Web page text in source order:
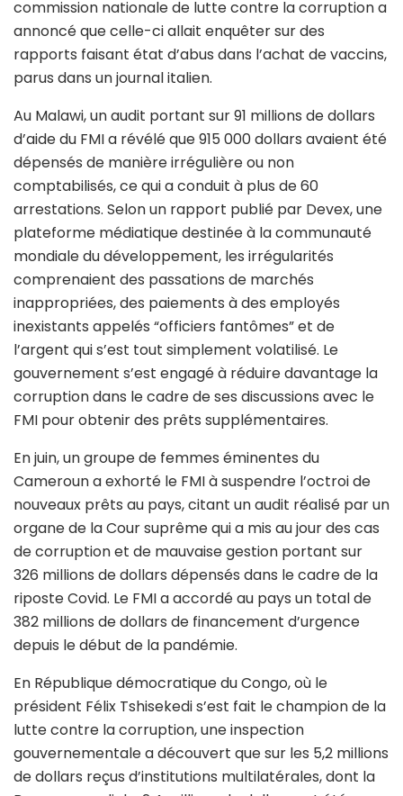
commission nationale de lutte contre la corruption a
annoncé que celle-ci allait enquêter sur des
rapports faisant état d’abus dans l’achat de vaccins,
parus dans un journal italien.
Au Malawi, un audit portant sur 91 millions de dollars
d’aide du FMI a révélé que 915 000 dollars avaient été
dépensés de manière irrégulière ou non
comptabilisés, ce qui a conduit à plus de 60
arrestations. Selon un rapport publié par Devex, une
plateforme médiatique destinée à la communauté
mondiale du développement, les irrégularités
comprenaient des passations de marchés
inappropriées, des paiements à des employés
inexistants appelés “officiers fantômes” et de
l’argent qui s’est tout simplement volatilisé. Le
gouvernement s’est engagé à réduire davantage la
corruption dans le cadre de ses discussions avec le
FMI pour obtenir des prêts supplémentaires.
En juin, un groupe de femmes éminentes du
Cameroun a exhorté le FMI à suspendre l’octroi de
nouveaux prêts au pays, citant un audit réalisé par un
organe de la Cour suprême qui a mis au jour des cas
de corruption et de mauvaise gestion portant sur
326 millions de dollars dépensés dans le cadre de la
riposte Covid. Le FMI a accordé au pays un total de
382 millions de dollars de financement d’urgence
depuis le début de la pandémie.
En République démocratique du Congo, où le
président Félix Tshisekedi s’est fait le champion de la
lutte contre la corruption, une inspection
gouvernementale a découvert que sur les 5,2 millions
de dollars reçus d’institutions multilatérales, dont la